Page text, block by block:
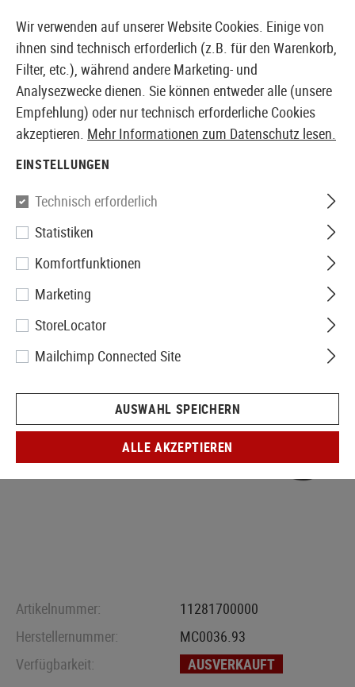
EUROPÄISCHER AIRSOFT SHOP & GROßHÄNDLER
Mancraft
O-Ring Set SDiK Ares Amoeba
Striker S1
Artikelnummer:
11281700000
Herstellernummer:
MC0036.93
Verfügbarkeit:
AUSVERKAUFT
Wir verwenden auf unserer Website Cookies. Einige von
ihnen sind technisch erforderlich (z.B. für den Warenkorb,
Filter, etc.), während andere Marketing- und
Analysezwecke dienen. Sie können entweder alle (unsere
Empfehlung) oder nur technisch erforderliche Cookies
akzeptieren. Mehr Informationen zum Datenschutz lesen.
EINSTELLUNGEN
Technisch erforderlich
Statistiken
Komfortfunktionen
Marketing
StoreLocator
Mailchimp Connected Site
AUSWAHL SPEICHERN
ALLE AKZEPTIEREN